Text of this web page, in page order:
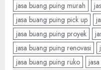
jasa buang puing murah
jasa buang puing pick up
jasa buang puing proyek
jasa buang puing renovasi
jasa buang puing ruko